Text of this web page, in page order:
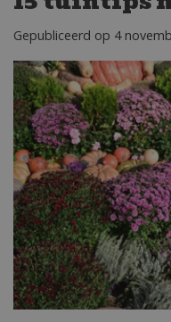
Gepubliceerd op 4